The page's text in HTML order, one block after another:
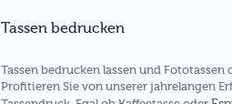
Tassen bedrucken
Tassen bedrucken lassen und Fototassen
Profitieren Sie von unserer jahrelangen